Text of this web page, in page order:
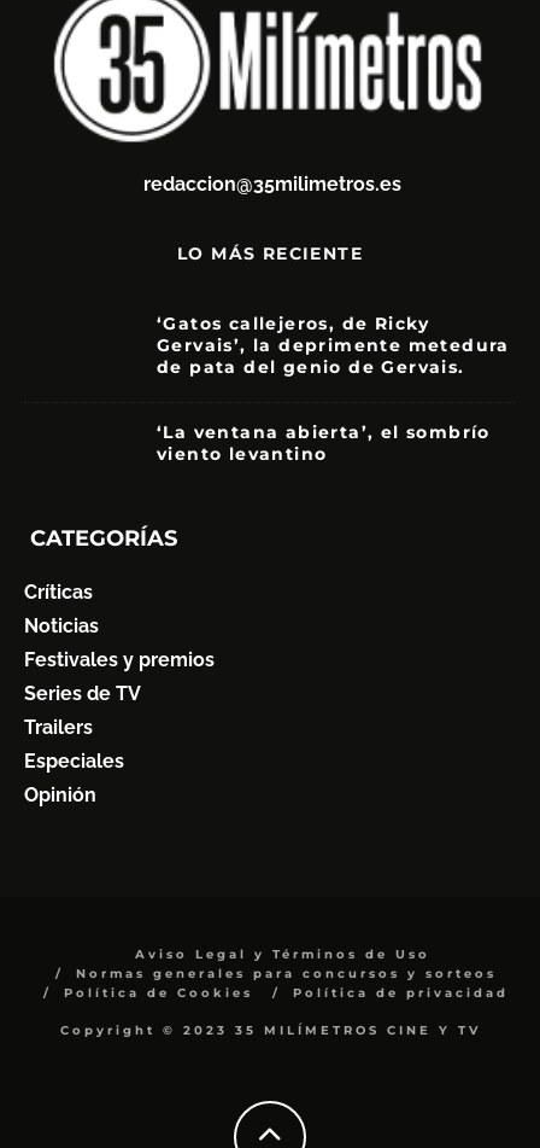
redaccion@35milimetros.es
LO MÁS RECIENTE
‘Gatos callejeros, de Ricky
Gervais’, la deprimente metedura
de pata del genio de Gervais.
‘La ventana abierta’, el sombrío
viento levantino
CATEGORÍAS
Críticas
Noticias
Festivales y premios
Series de TV
Trailers
Especiales
Opinión
Aviso Legal y Términos de Uso
Normas generales para concursos y sorteos
Política de Cookies
Política de privacidad
Copyright © 2023 35 MILÍMETROS CINE Y TV